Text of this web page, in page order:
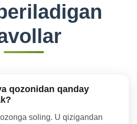
qozonidan qanday
soling. U qizigandan